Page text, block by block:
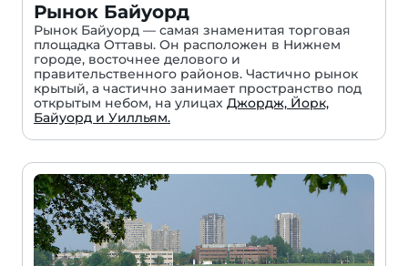
Рынок Байуорд
Рынок Байуорд — самая знаменитая торговая
площадка Оттавы. Он расположен в Нижнем
городе, восточнее делового и
правительственного районов. Частично рынок
крытый, а частично занимает пространство под
открытым небом, на улицах Джордж, Йорк,
Байуорд и Уилльям.